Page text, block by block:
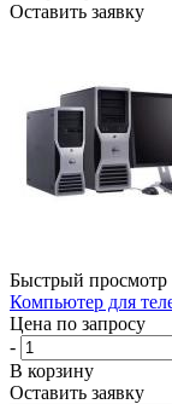
Оставить заявку
Быстрый просмотр
Компьютер для
Цена по запросу
-
В корзину
Оставить заявку